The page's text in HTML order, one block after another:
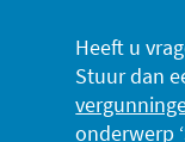
Heeft u
Stuur dan
onderwerp